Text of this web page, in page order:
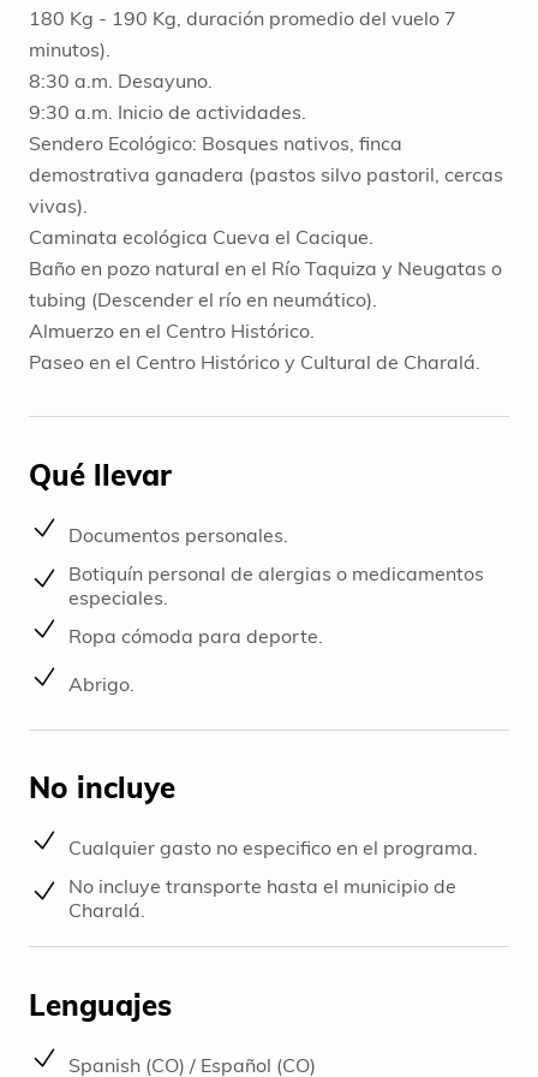
180 Kg - 190 Kg, duración promedio del vuelo 7
minutos).
8:30 a.m. Desayuno.
9:30 a.m. Inicio de actividades.
Sendero Ecológico: Bosques nativos, finca
demostrativa ganadera (pastos silvo pastoril, cercas
vivas).
Caminata ecológica Cueva el Cacique.
Baño en pozo natural en el Río Taquiza y Neugatas o
tubing (Descender el río en neumático).
Almuerzo en el Centro Histórico.
Paseo en el Centro Histórico y Cultural de Charalá.
Qué llevar
Documentos personales.
Botiquín personal de alergias o medicamentos
especiales.
Ropa cómoda para deporte.
Abrigo.
No incluye
Cualquier gasto no especifico en el programa.
No incluye transporte hasta el municipio de
Charalá.
Lenguajes
Spanish (CO) / Español (CO)